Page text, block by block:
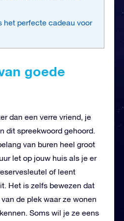
het perfecte cadeau voor
goede
dan een verre vriend, je
dit spreekwoord gehoord.
van buren heel groot
let op jouw huis als je er
of leent
Het is zelfs bewezen dat
de plek waar ze wonen
Soms wil je ze eens